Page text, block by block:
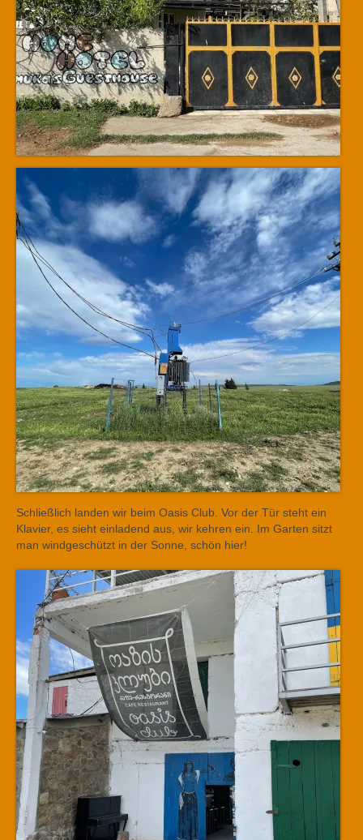
Schließlich landen wir beim Oasis Club. Vor der Tür steht ein
Klavier, es sieht einladend aus, wir kehren ein. Im Garten sitzt
man windgeschützt in der Sonne, schön hier!